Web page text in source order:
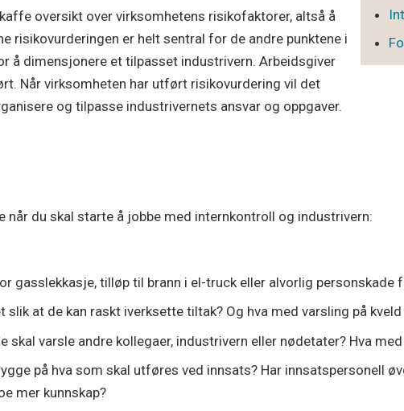
oversikt over virksomhetens risikofaktorer, altså å
risikovurderingen er helt sentral for de andre punktene i
å dimensjonere et tilpasset industrivern. Arbeidsgiver
Når virksomheten har utført risikovurdering vil det
og tilpasse industrivernets ansvar og oppgaver.
når du skal starte å jobbe med internkontroll og industrivern:
gasslekkasje, tilløp til brann i el-truck eller alvorlig personskade
slik at de kan raskt iverksette tiltak? Og hva med varsling på
skal varsle andre kollegaer, industrivern eller nødetater? Hva
på hva som skal utføres ved innsats? Har innsatspersonell
mer kunnskap?